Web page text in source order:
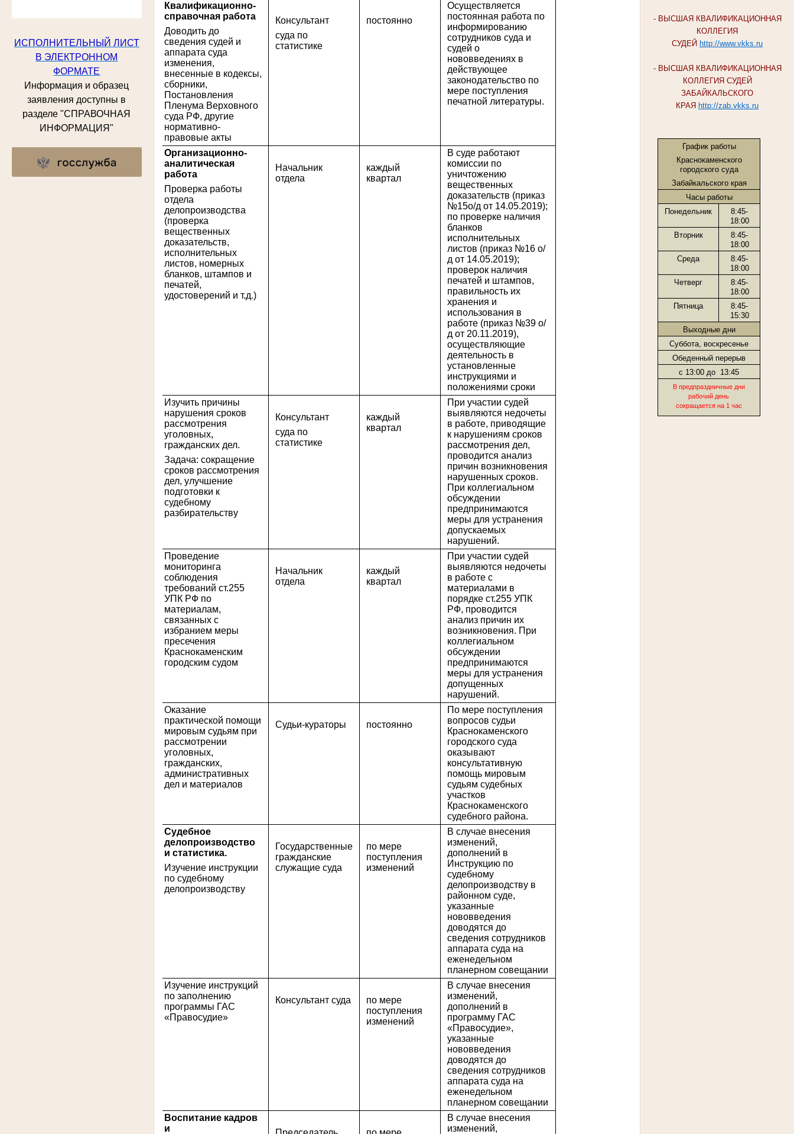
ИСПОЛНИТЕЛЬНЫЙ ЛИСТ
В ЭЛЕКТРОННОМ
ФОРМАТЕ
Информация и образец
заявления доступны в
разделе "СПРАВОЧНАЯ
ИНФОРМАЦИЯ"
- ВЫСШАЯ КВАЛИФИКАЦИОННАЯ
КОЛЛЕГИЯ
СУДЕЙ http://www.vkks.ru
- ВЫСШАЯ КВАЛИФИКАЦИОННАЯ
КОЛЛЕГИЯ СУДЕЙ
ЗАБАЙКАЛЬСКОГО
КРАЯ http://zab.vkks.ru
График работы
Краснокаменского
городского суда
Забайкальского края
Часы работы
Понедельник
8:45-
18:00
Вторник
8:45-
18:00
Среда
8:45-
18:00
Четверг
8:45-
18:00
Пятница
8:45-
15:30
Выходные дни
Суббота, воскресенье
Обеденный перерыв
с 13:00 до 13:45
В предпраздничные дни
рабочий день
сокращается на 1 час
Квалификационно-
справочная работа
Доводить до
сведения судей и
аппарата суда
изменения,
внесенные в кодексы,
сборники,
Постановления
Пленума Верховного
суда РФ, другие
нормативно-
правовые акты
Консультант
суда по
статистике
постоянно
Осуществляется
постоянная работа по
информированию
сотрудников суда и
судей о
нововведениях в
действующее
законодательство по
мере поступления
печатной литературы.
Организационно-
аналитическая
работа
Проверка работы
отдела
делопроизводства
(проверка
вещественных
доказательств,
исполнительных
листов, номерных
бланков, штампов и
печатей,
удостоверений и т.д.)
Начальник
отдела
каждый
квартал
В суде работают
комиссии по
уничтожению
вещественных
доказательств (приказ
№15о/д от 14.05.2019);
по проверке наличия
бланков
исполнительных
листов (приказ №16 о/
д от 14.05.2019);
проверок наличия
печатей и штампов,
правильность их
хранения и
использования в
работе (приказ №39 о/
д от 20.11.2019),
осуществляющие
деятельность в
установленные
инструкциями и
положениями сроки
Изучить причины
нарушения сроков
рассмотрения
уголовных,
гражданских дел.
Задача: сокращение
сроков рассмотрения
дел, улучшение
подготовки к
судебному
разбирательству
Консультант
суда по
статистике
каждый
квартал
При участии судей
выявляются недочеты
в работе, приводящие
к нарушениям сроков
рассмотрения дел,
проводится анализ
причин возникновения
нарушенных сроков.
При коллегиальном
обсуждении
предпринимаются
меры для устранения
допускаемых
нарушений.
Проведение
мониторинга
соблюдения
требований ст.255
УПК РФ по
материалам,
связанных с
избранием меры
пресечения
Краснокаменским
городским судом
Начальник
отдела
каждый
квартал
При участии судей
выявляются недочеты
в работе с
материалами в
порядке ст.255 УПК
РФ, проводится
анализ причин их
возникновения. При
коллегиальном
обсуждении
предпринимаются
меры для устранения
допущенных
нарушений.
Оказание
практической помощи
мировым судьям при
рассмотрении
уголовных,
гражданских,
административных
дел и материалов
Судьи-кураторы постоянно
По мере поступления
вопросов судьи
Краснокаменского
городского суда
оказывают
консультативную
помощь мировым
судьям судебных
участков
Краснокаменского
судебного района.
Судебное
делопроизводство
и статистика.
Изучение инструкции
по судебному
делопроизводству
Государственные
гражданские
служащие суда
по мере
поступления
изменений
В случае внесения
изменений,
дополнений в
Инструкцию по
судебному
делопроизводству в
районном суде,
указанные
нововведения
доводятся до
сведения сотрудников
аппарата суда на
еженедельном
планерном совещании
Изучение инструкций
по заполнению
программы ГАС
«Правосудие»
Консультант суда
по мере
поступления
изменений
В случае внесения
изменений,
дополнений в
программу ГАС
«Правосудие»,
указанные
нововведения
доводятся до
сведения сотрудников
аппарата суда на
еженедельном
планерном совещании
Воспитание кадров
и
В случае внесения
изменений,